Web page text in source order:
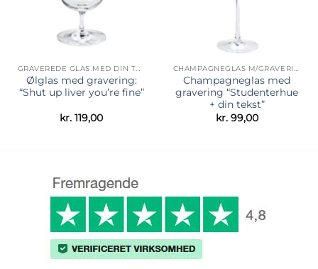
GRAVEREDE GLAS MED DIN TEKST
Ølglas med gravering:
“Shut up liver you’re fine”
kr. 119,00
CHAMPAGNEGLAS M/GRAVERING
Champagneglas med
gravering “Studenterhue
+ din tekst”
kr.99,00